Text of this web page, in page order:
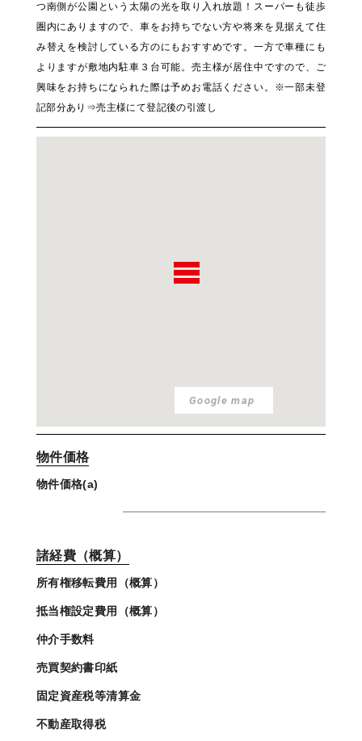
つ南側が公園という太陽の光を取り入れ放題！スーパーも徒歩
圏内にありますので、車をお持ちでない方や将来を見据えて住
み替えを検討している方のにもおすすめです。一方で車種にも
よりますが敷地内駐車３台可能。売主様が居住中ですので、ご
興味をお持ちになられた際は予めお電話ください。※一部未登
記部分あり⇒売主様にて登記後の引渡し
Google map
物件価格
物件価格(a)
諸経費（概算）
所有権移転費用（概算）
抵当権設定費用（概算）
仲介手数料
売買契約書印紙
固定資産税等清算金
不動産取得税